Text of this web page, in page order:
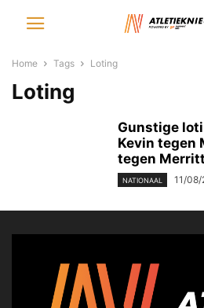
Home Tags Loting
Loting
Gunstige
Kevin tegen
tegen Merritt
NATIONAAL 11/08/